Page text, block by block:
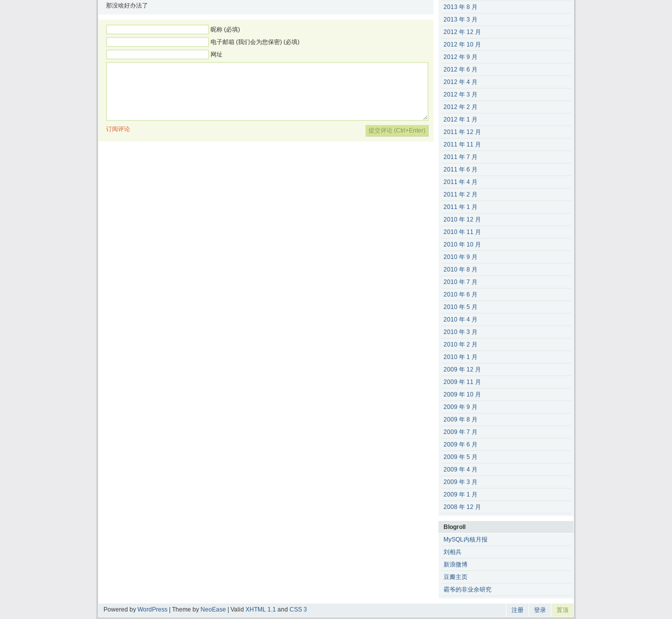
那没啥好办法了
昵称 (必填)
电子邮箱 (我们会为您保密) (必填)
网址
订阅评论
2013 年 8 月
2013 年 3 月
2012 年 12 月
2012 年 10 月
2012 年 9 月
2012 年 6 月
2012 年 4 月
2012 年 3 月
2012 年 2 月
2012 年 1 月
2011 年 12 月
2011 年 11 月
2011 年 7 月
2011 年 6 月
2011 年 4 月
2011 年 2 月
2011 年 1 月
2010 年 12 月
2010 年 11 月
2010 年 10 月
2010 年 9 月
2010 年 8 月
2010 年 7 月
2010 年 6 月
2010 年 5 月
2010 年 4 月
2010 年 3 月
2010 年 2 月
2010 年 1 月
2009 年 12 月
2009 年 11 月
2009 年 10 月
2009 年 9 月
2009 年 8 月
2009 年 7 月
2009 年 6 月
2009 年 5 月
2009 年 4 月
2009 年 3 月
2009 年 1 月
2008 年 12 月
Blogroll
MySQL内核月报
刘相兵
新浪微博
豆瓣主页
霸爷的非业余研究
Powered by WordPress | Theme by NeoEase | Valid XHTML 1.1 and CSS 3 注册 登录 置顶